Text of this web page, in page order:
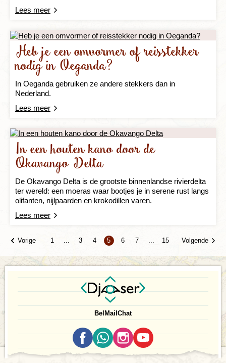
Lees meer
Heb je een omvormer of reisstekker
nodig in Oeganda?
In Oeganda gebruiken ze andere stekkers dan in
Nederland.
Lees meer
In een houten kano door de
Okavango Delta
De Okavango Delta is de grootste binnenlandse rivierdelta
ter wereld: een moeras waar bootjes je in serene rust langs
olifanten, nijlpaarden en krokodillen varen.
Lees meer
Vorige 1 ... 3 4 5 6 7 ... 15 Volgende
Bel Mail Chat